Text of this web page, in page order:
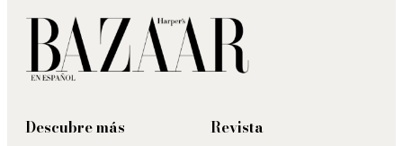
Descubre más
Revista